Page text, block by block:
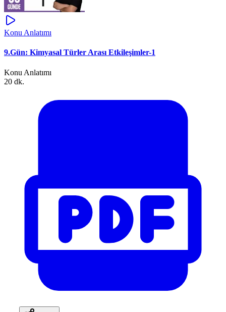
Konu Anlatımı
9.Gün: Kimyasal Türler Arası Etkileşimler-1
Konu Anlatımı
20 dk.